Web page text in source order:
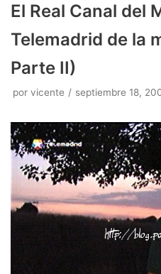
El Real Canal del
Telemadrid de la
Parte II)
por vicente septiembre 18,